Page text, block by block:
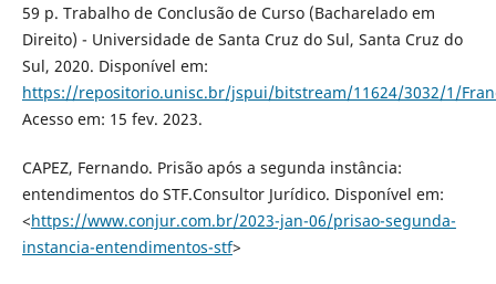
59 p. Trabalho de Conclusão de Curso (Bacharelado em
Direito) - Universidade de Santa Cruz do Sul, Santa Cruz do
Sul, 2020. Disponível em:
https://repositorio.unisc.br/jspui/bitstream/11624/3032/1/
Acesso em: 15 fev. 2023.
CAPEZ, Fernando. Prisão após a segunda instância:
entendimentos do STF.Consultor Jurídico. Disponível em:
<https://www.conjur.com.br/2023-jan-06/prisao-segunda-
instancia-entendimentos-stf>